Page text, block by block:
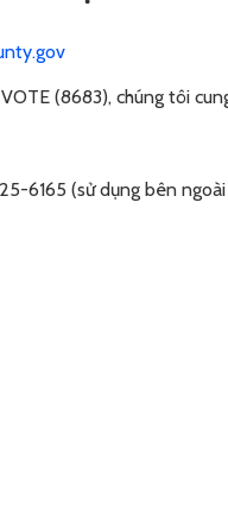
(8683), chúng tôi
6165 (sử dụng bên